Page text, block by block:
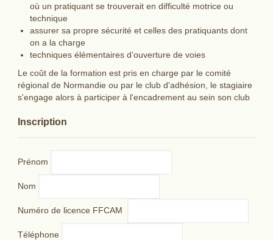
où un pratiquant se trouverait en difficulté motrice ou
technique
assurer sa propre sécurité et celles des pratiquants dont
on a la charge
techniques élémentaires d’ouverture de voies
Le coût de la formation est pris en charge par le comité
régional de Normandie ou par le club d'adhésion, le stagiaire
s'engage alors à participer à l'encadrement au sein son club
Inscription
Prénom
Nom
Numéro de licence FFCAM
Téléphone